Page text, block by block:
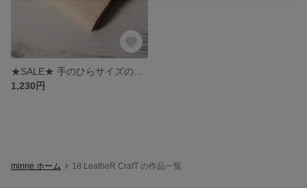
1,230円
minne ホーム 18 LeatheR CrafT の作品一覧